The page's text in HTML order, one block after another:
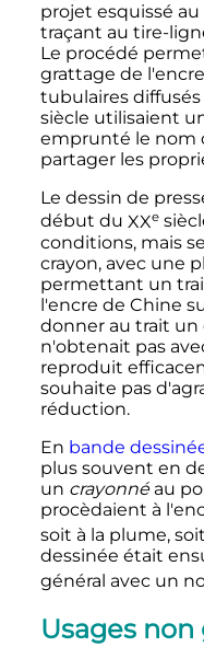
projet esquissé
traçant au tire-
Le procédé
grattage de
tubulaires
siècle utilisaient
emprunté le nom
partager les
Le dessin de
début du XXe
conditions, mais
crayon, avec une
permettant un
l'encre de Chine
donner au trait
n'obtenait pas
reproduit
souhaite pas
réduction.
En bande
plus souvent en
un crayonnéau
procèdaient à
soit à la plume,
dessinée était
général avec un
Usages